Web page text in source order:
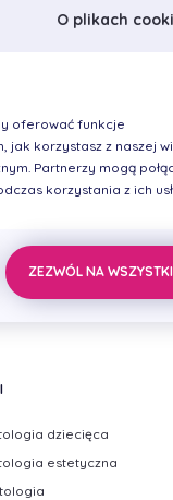
dziecięca
estetyczna
O plikach
oferować funkcje
jak korzystasz z naszej
Partnerzy mogą
korzystania z ich
ZEZWÓL NA